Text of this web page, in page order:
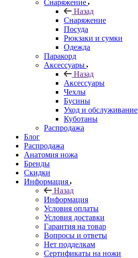
Снаряжение
Назад
Снаряжение
Посуда
Рюкзаки и сумки
Одежда
Паракорд
Аксессуары
Назад
Аксессуары
Чехлы
Бусины
Уход и обслуживание
Куботаны
Распродажа
Блог
Распродажа
Анатомия ножа
Бренды
Скидки
Информация
Назад
Информация
Условия оплаты
Условия доставки
Гарантия на товар
Вопросы и ответы
Нет подделкам
Сертификаты на ножи